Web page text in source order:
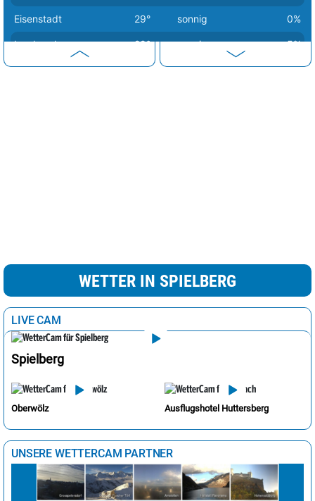
Eisenstadt 29° sonnig 0%
Innsbruck 29° sonnig 5%
Salzburg 29° sonnig 0%
WETTER IN SPIELBERG
LIVE CAM
Spielberg
Oberwölz Ausflugshotel Huttersberg
UNSERE WETTERCAM PARTNER